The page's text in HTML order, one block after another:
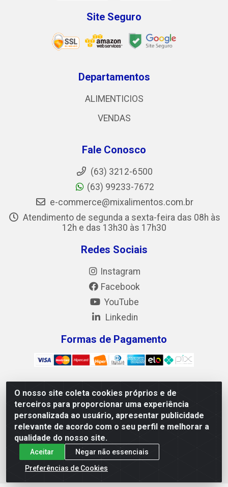
O nosso site coleta cookies próprios e de
terceiros para proporcionar uma experiência
personalizada ao usuário, apresentar publicidade
relevante de acordo com o seu perfil e melhorar a
qualidade do nosso site.
Aceitar
Negar não essenciais
Preferências de Cookies
Site Seguro
Departamentos
ALIMENTICIOS
VENDAS
Fale Conosco
(63) 3212-6500
(63) 99233-7672
e-commerce@mixalimentos.com.br
Atendimento de segunda a sexta-feira das 08h às
12h e das 13h30 às 17h30
Redes Sociais
Instagram
Facebook
YouTube
Linkedin
Formas de Pagamento
Mix Alimentos LTDA - Quadra Asr Ne 55 (412 Norte), Alameda
02, S/N - Plano Diretor Norte, Palmas/TO - CEP 77.006-540 -
CNPJ 05.922.500/0001-02